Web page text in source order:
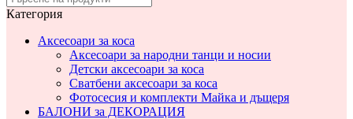
Категория
Аксесоари за коса
Аксесоари за народни танци и носии
Детски аксесоари за коса
Сватбени аксесоари за коса
Фотосесия и комплекти Майка и дъщеря
БАЛОНИ за ДЕКОРАЦИЯ